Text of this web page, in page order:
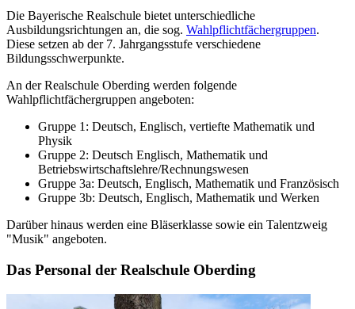
Die Bayerische Realschule bietet unterschiedliche
Ausbildungsrichtungen an, die sog. Wahlpflichtfächergruppen.
Diese setzen ab der 7. Jahrgangsstufe verschiedene
Bildungsschwerpunkte.
An der Realschule Oberding werden folgende
Wahlpflichtfächergruppen angeboten:
Gruppe 1: Deutsch, Englisch, vertiefte Mathematik und
Physik
Gruppe 2: Deutsch Englisch, Mathematik und
Betriebswirtschaftslehre/Rechnungswesen
Gruppe 3a: Deutsch, Englisch, Mathematik und Französisch
Gruppe 3b: Deutsch, Englisch, Mathematik und Werken
Darüber hinaus werden eine Bläserklasse sowie ein Talentzweig
"Musik" angeboten.
Das Personal der Realschule Oberding